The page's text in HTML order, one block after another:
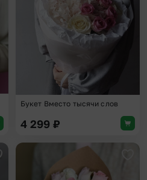
Букет Вместо тысячи слов
4 299 ₽
Добавить в избранное